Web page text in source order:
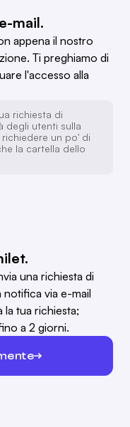
mail.
appena il nostro
Ti preghiamo di
l'accesso alla
richiesta di
degli utenti sulla
un po' di
la cartella dello
una richiesta di
via e-mail
tua richiesta;
a 2 giorni.